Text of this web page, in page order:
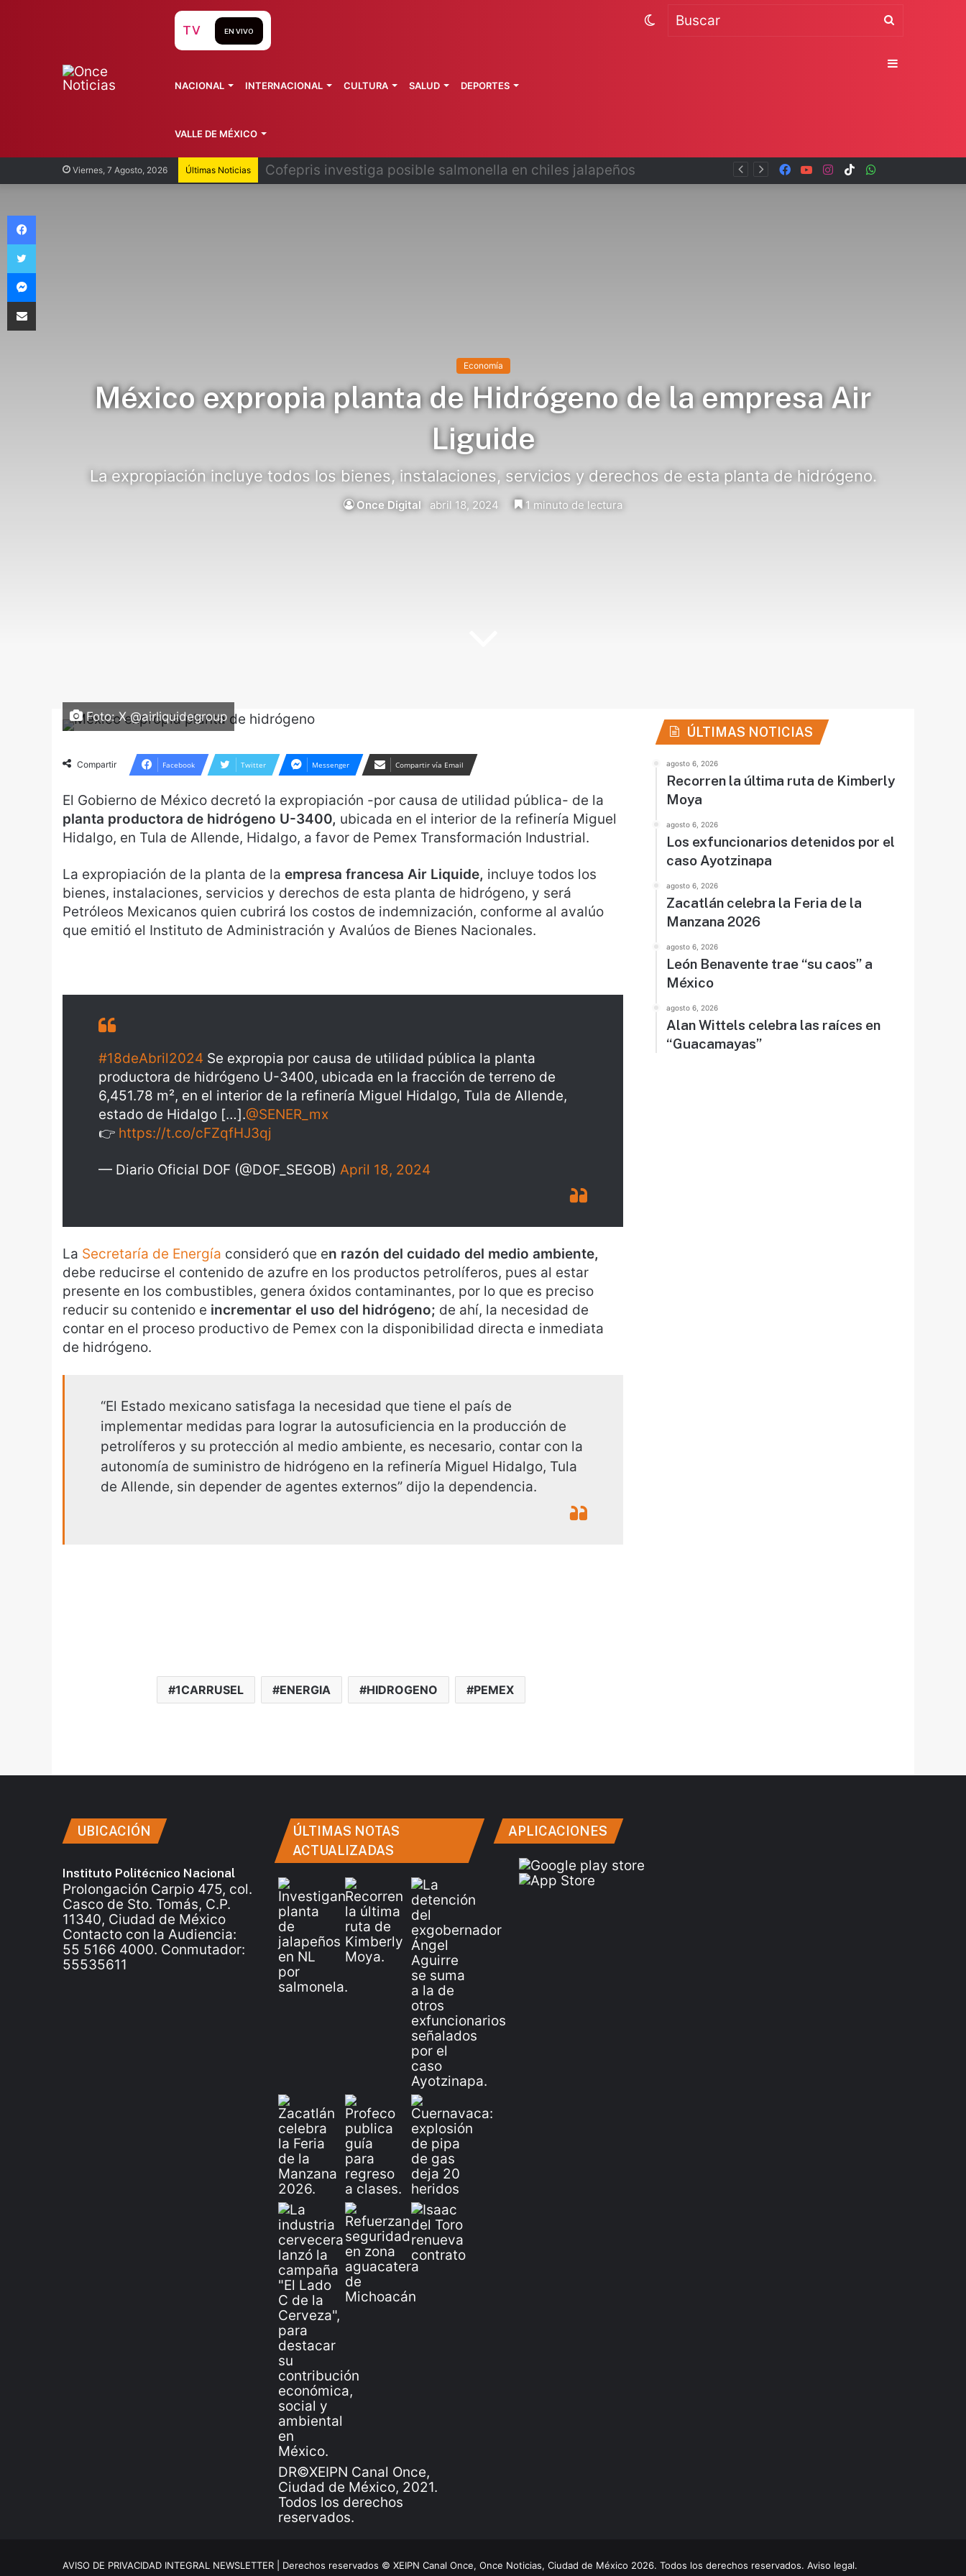
Viernes, 7 Agosto, 2026 Últimas Noticias Recorren la última ruta de Kimberly Moya TikTok
Instagram
YouTube
Facebook
TV EN VIVO
NACIONAL INTERNACIONAL CULTURA SALUD DEPORTES
VALLE DE MÉXICO
Buscar
Switch
Sidebar
Economía
México expropia planta de Hidrógeno de la empresa Air
Liguide
La expropiación incluye todos los bienes, instalaciones, servicios y derechos de esta planta de hidrógeno.
Once Digital abril 18, 2024 1 minuto de lectura
Foto: X @airliquidegroup
Compartir Facebook Twitter Messenger Compartir vía Email
El Gobierno de México decretó la expropiación -por causa de utilidad pública- de la
planta productora de hidrógeno U-3400, ubicada en el interior de la refinería Miguel
Hidalgo, en Tula de Allende, Hidalgo, a favor de Pemex Transformación Industrial.
La expropiación de la planta de la empresa francesa Air Liquide, incluye todos los
bienes, instalaciones, servicios y derechos de esta planta de hidrógeno, y será
Petróleos Mexicanos quien cubrirá los costos de indemnización, conforme al avalúo
que emitió el Instituto de Administración y Avalúos de Bienes Nacionales.
#18deAbril2024 Se expropia por causa de utilidad pública la planta
productora de hidrógeno U-3400, ubicada en la fracción de terreno de
6,451.78 m², en el interior de la refinería Miguel Hidalgo, Tula de Allende,
estado de Hidalgo […].@SENER_mx
👉 https://t.co/cFZqfHJ3qj
— Diario Oficial DOF (@DOF_SEGOB) April 18, 2024
La Secretaría de Energía consideró que en razón del cuidado del medio ambiente,
debe reducirse el contenido de azufre en los productos petrolíferos, pues al estar
presente en los combustibles, genera óxidos contaminantes, por lo que es preciso
reducir su contenido e incrementar el uso del hidrógeno; de ahí, la necesidad de
contar en el proceso productivo de Pemex con la disponibilidad directa e inmediata
de hidrógeno.
“El Estado mexicano satisfaga la necesidad que tiene el país de
implementar medidas para lograr la autosuficiencia en la producción de
petrolíferos y su protección al medio ambiente, es necesario, contar con la
autonomía de suministro de hidrógeno en la refinería Miguel Hidalgo, Tula
de Allende, sin depender de agentes externos” dijo la dependencia.
1CARRUSEL ENERGIA HIDROGENO PEMEX
ÚLTIMAS NOTICIAS
agosto 6, 2026
Recorren la última ruta de Kimberly
Moya
agosto 6, 2026
Los exfuncionarios detenidos por el
caso Ayotzinapa
agosto 6, 2026
Zacatlán celebra la Feria de la
Manzana 2026
agosto 6, 2026
León Benavente trae “su caos” a
México
agosto 6, 2026
Alan Wittels celebra las raíces en
“Guacamayas”
UBICACIÓN
Instituto Politécnico Nacional
Prolongación Carpio 475, col.
Casco de Sto. Tomás, C.P.
11340, Ciudad de México
Contacto con la Audiencia:
55 5166 4000. Conmutador:
55535611
ÚLTIMAS NOTAS
ACTUALIZADAS
DR©XEIPN Canal Once,
Ciudad de México, 2021.
Todos los derechos
reservados.
APLICACIONES
AVISO DE PRIVACIDAD INTEGRAL NEWSLETTER | Derechos reservados © XEIPN Canal Once, Once Noticias, Ciudad de México 2026. Todos los derechos reservados. Aviso legal.
Facebook
Twitter
Messenger
Compartir vía Email